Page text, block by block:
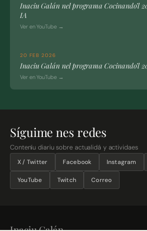
Inaciu Galán nel programa Cocinando’l
IA
Ver en YouTube →
20 FEB 2026
Inaciu Galán nel programa Cocinando’l
Ver en YouTube →
Síguime nes redes
Conteníu diariu sobre actualidá y actividaes
X / Twitter Facebook Instagram
YouTube Twitch Correo